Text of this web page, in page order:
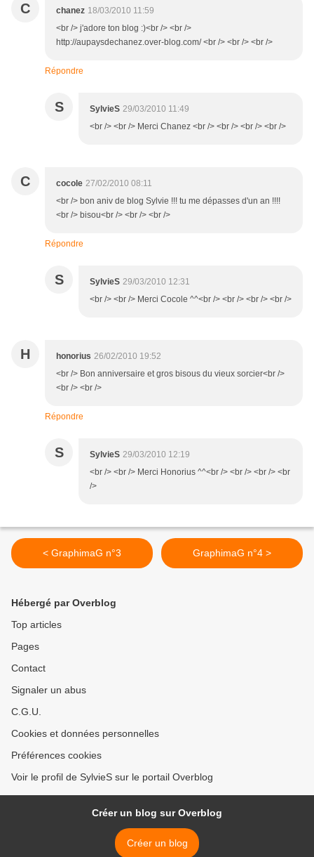
C chanez 18/03/2010 11:59
<br /> j'adore ton blog :)<br /> <br />
http://aupaysdechanez.over-blog.com/ <br /> <br /> <br />
Répondre
S SylvieS 29/03/2010 11:49
<br /> <br /> Merci Chanez <br /> <br /> <br /> <br />
C cocole 27/02/2010 08:11
<br /> bon aniv de blog Sylvie !!! tu me dépasses d'un an !!!!
<br /> bisou<br /> <br /> <br />
Répondre
S SylvieS 29/03/2010 12:31
<br /> <br /> Merci Cocole ^^<br /> <br /> <br /> <br />
H honorius 26/02/2010 19:52
<br /> Bon anniversaire et gros bisous du vieux sorcier<br />
<br /> <br />
Répondre
S SylvieS 29/03/2010 12:19
<br /> <br /> Merci Honorius ^^<br /> <br /> <br /> <br
/>
< GraphimaG n°3 GraphimaG n°4 >
Hébergé par Overblog
Top articles
Pages
Contact
Signaler un abus
C.G.U.
Cookies et données personnelles
Préférences cookies
Voir le profil de SylvieS sur le portail Overblog
Créer un blog sur Overblog
Créer un blog